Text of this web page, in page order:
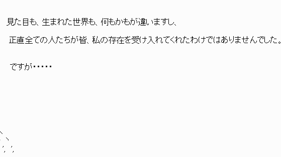
まれた世界も、何もかもが違いますし、
、私の存在を受け入れてくれたわけではありませんでした。
・・・・・
',